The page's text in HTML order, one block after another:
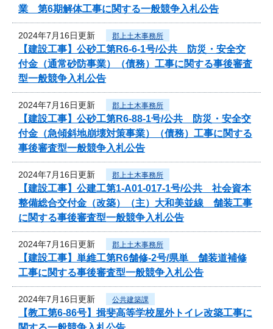
業 第6期解体工事に関する一般競争入札公告
2024年7月16日更新 郡上土木事務所
【建設工事】公砂工第R6-6-1号/公共 防災・安全交
付金（通常砂防事業）（債務）工事に関する事後審査
型一般競争入札公告
2024年7月16日更新 郡上土木事務所
【建設工事】公砂工第R6-88-1号/公共 防災・安全交
付金（急傾斜地崩壊対策事業）（債務）工事に関する
事後審査型一般競争入札公告
2024年7月16日更新 郡上土木事務所
【建設工事】公建工第1-A01-017-1号/公共 社会資本
整備総合交付金（改築）（主）大和美並線 舗装工事
に関する事後審査型一般競争入札公告
2024年7月16日更新 郡上土木事務所
【建設工事】単維工第R6舗修-2号/県単 舗装道補修
工事に関する事後審査型一般競争入札公告
2024年7月16日更新 公共建築課
【教工第6-86号】揖斐高等学校屋外トイレ改築工事に